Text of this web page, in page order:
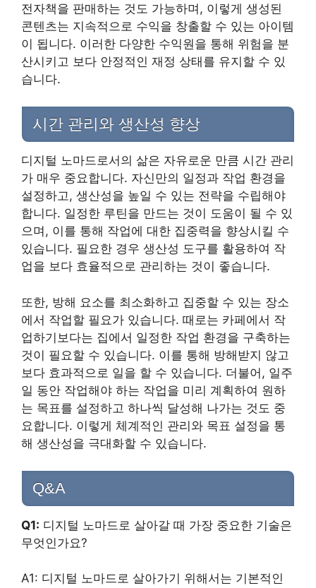
전자책을 판매하는 것도 가능하며, 이렇게 생성된
콘텐츠는 지속적으로 수익을 창출할 수 있는 아이템
이 됩니다. 이러한 다양한 수익원을 통해 위험을 분
산시키고 보다 안정적인 재정 상태를 유지할 수 있
습니다.
시간 관리와 생산성 향상
디지털 노마드로서의 삶은 자유로운 만큼 시간 관리
가 매우 중요합니다. 자신만의 일정과 작업 환경을
설정하고, 생산성을 높일 수 있는 전략을 수립해야
합니다. 일정한 루틴을 만드는 것이 도움이 될 수 있
으며, 이를 통해 작업에 대한 집중력을 향상시킬 수
있습니다. 필요한 경우 생산성 도구를 활용하여 작
업을 보다 효율적으로 관리하는 것이 좋습니다.
또한, 방해 요소를 최소화하고 집중할 수 있는 장소
에서 작업할 필요가 있습니다. 때로는 카페에서 작
업하기보다는 집에서 일정한 작업 환경을 구축하는
것이 필요할 수 있습니다. 이를 통해 방해받지 않고
보다 효과적으로 일을 할 수 있습니다. 더불어, 일주
일 동안 작업해야 하는 작업을 미리 계획하여 원하
는 목표를 설정하고 하나씩 달성해 나가는 것도 중
요합니다. 이렇게 체계적인 관리와 목표 설정을 통
해 생산성을 극대화할 수 있습니다.
Q&A
Q1: 디지털 노마드로 살아갈 때 가장 중요한 기술은
무엇인가요?
A1: 디지털 노마드로 살아가기 위해서는 기본적인